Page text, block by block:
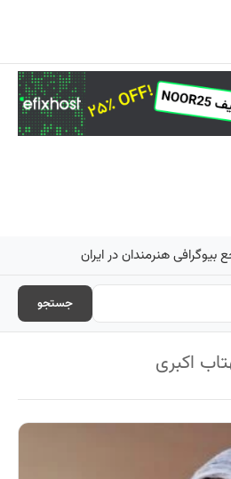
بیوگرافی هنرمندان در ایران
جستجو
اکبری